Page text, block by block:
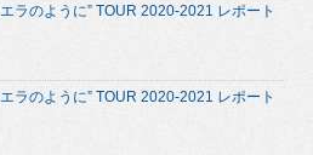
ラのように” TOUR 2020-2021 レポート
ラのように” TOUR 2020-2021 レポート